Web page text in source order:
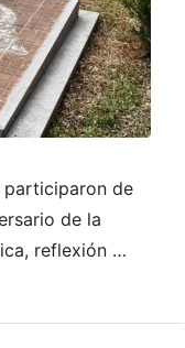
participaron de
de la
reflexión …